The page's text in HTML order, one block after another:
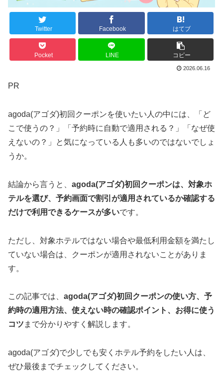
Twitter Facebook はてブ
Pocket LINE コピー
2026.06.16
PR
agoda(アゴダ)初回クーポンを使いたい人の中には、「ど
こで使うの？」「予約時に自動で適用される？」「なぜ使
えないの？」と気になっている人も多いのではないでしょ
うか。
結論から言うと、 agoda(アゴダ)初回クーポンは、対象ホ
テルを選び、予約画面で割引が適用されているか確認する
だけで利用できるケースが多いです。
ただし、対象ホテルではない場合や最低利用金額を満たし
ていない場合は、クーポンが適用されないことがありま
す。
この記事では、 agoda(アゴダ)初回クーポンの使い方、予
約時の適用方法、使えない時の確認ポイント、お得に使う
コツ まで分かりやすく解説します。
agoda(アゴダ)で少しでも安くホテル予約をしたい人は、
ぜひ最後までチェックしてください。